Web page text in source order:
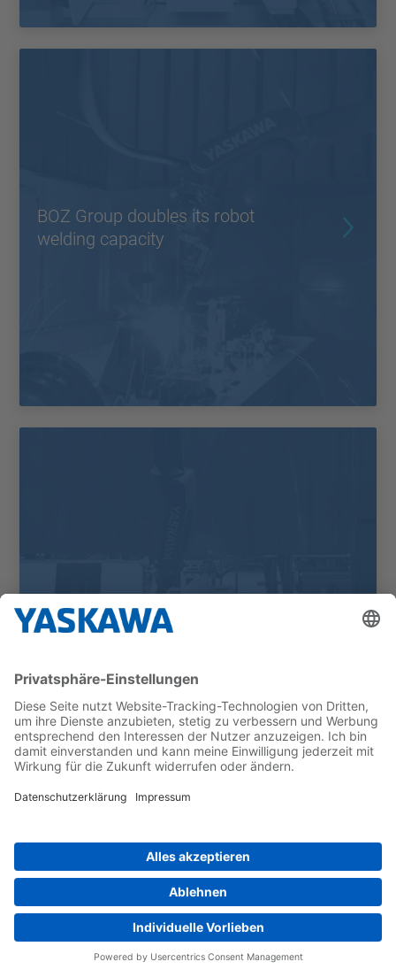
BOZ Group doubles its robot
welding capacity
Barbas Bellfires is futureproof
Battery testing outside the